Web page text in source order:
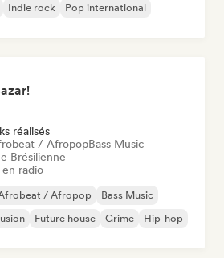
Indie rock Pop international
réalisés
/ AfropopBass Music
Brésilienne
en radio
/ Afropop
Bass Music
Future house Grime Hip-hop